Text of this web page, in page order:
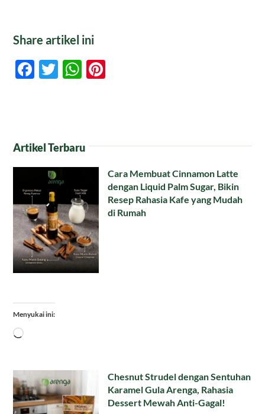
Share artikel ini
Facebook
TwitterWhatsApp
Artikel Terbaru
Cara Membuat Cinnamon Latte
dengan Liquid Palm Sugar, Bikin
Resep Rahasia Kafe yang Mudah
di Rumah
Menyukai ini:
Memuat...
Chesnut Strudel dengan Sentuhan
Karamel Gula Arenga, Rahasia
Dessert Mewah Anti-Gagal!